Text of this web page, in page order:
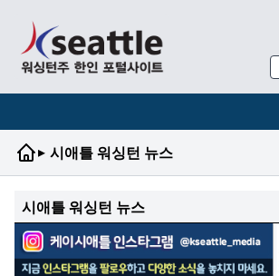
▸ 시애틀 워싱턴 뉴스
시애틀 워싱턴 뉴스